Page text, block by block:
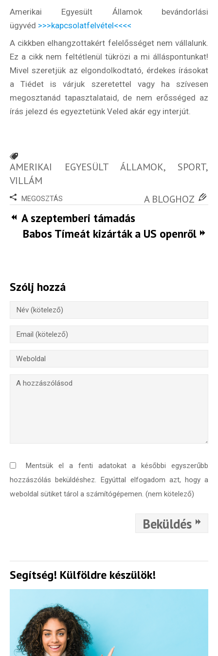
Rólunk
Külföldre költöznék!
Szakértőink
Beutazási engedélyek
Partnerprogram
Oszd meg történeted!
Amerikai Egyesült Államok bevándorlási
ügyvéd >>>kapcsolatfelvétel<<<<
A cikkben elhangzottakért felelősséget nem vállalunk.
Ez a cikk nem feltétlenül tükrözi a mi álláspontunkat!
Mivel szeretjük az elgondolkodtató, érdekes írásokat
a Tiédet is várjuk szeretettel vagy ha szívesen
megosztanád tapasztalataid, de nem erősséged az
írás jelezd és egyeztetünk Veled akár egy interjút.
AMERIKAI EGYESÜLT ÁLLAMOK, SPORT,
VILLÁM
MEGOSZTÁS A BLOGHOZ
A szeptemberi támadás
Babos Tímeát kizárták a US openről
Szólj hozzá
Mentsük el a fenti adatokat a későbbi egyszerűbb
hozzászólás beküldéshez. Egyúttal elfogadom azt, hogy a
weboldal sütiket tárol a számítógépemen. (nem kötelező)
Beküldés
Segítség! Külföldre készülök!